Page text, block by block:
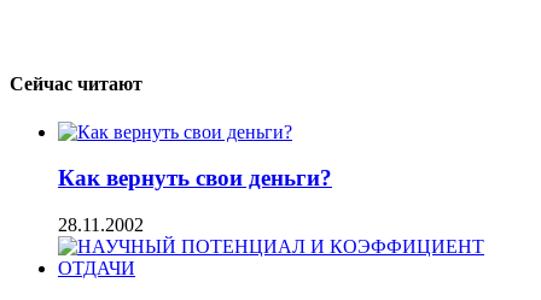
Сейчас читают
Как вернуть свои деньги?
28.11.2002